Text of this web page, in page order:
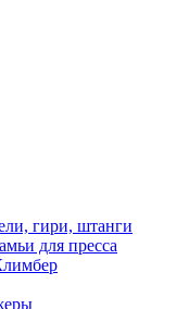
гири, штанги
для пресса